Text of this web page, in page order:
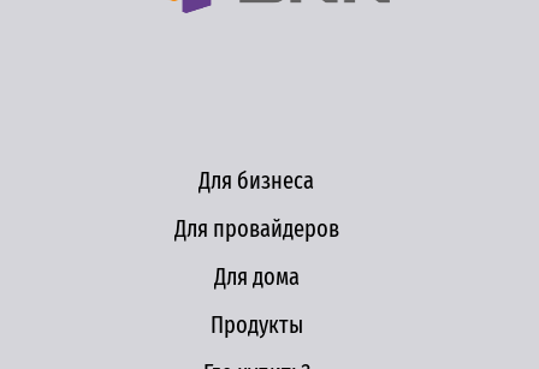
Для бизнеса
Для провайдеров
Для дома
Продукты